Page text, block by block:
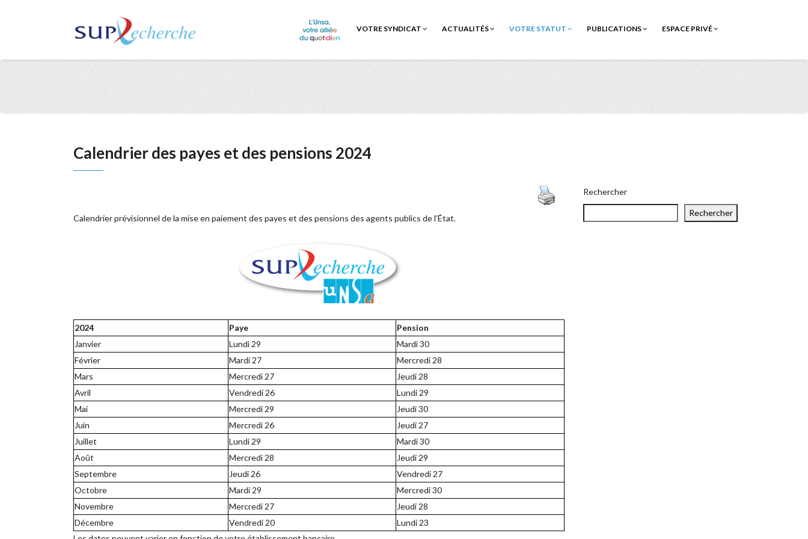
VOTRE SYNDICAT ACTUALITÉS VOTRE STATUT PUBLICATIONS ESPACE PRIVÉ
Calendrier des payes et des pensions 2024
Calendrier prévisionnel de la mise en paiement des payes et des pensions des agents publics de l’État.
2024 Paye
Pension
Janvier
Lundi 29
Mardi 30
Février
Mardi 27
Mercredi 28
Mars
Mercredi 27
Jeudi 28
Avril
Vendredi 26
Lundi 29
Mai
Mercredi 29
Jeudi 30
Juin
Mercredi 26
Jeudi 27
Juillet
Lundi 29
Mardi 30
Août
Mercredi 28
Jeudi 29
Septembre
Jeudi 26
Vendredi 27
Octobre
Mardi 29
Mercredi 30
Novembre
Mercredi 27
Jeudi 28
Décembre
Vendredi 20
Lundi 23
Rechercher
Rechercher